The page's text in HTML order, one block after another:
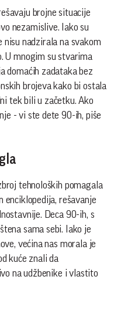
brojne situacije
nezamislive. Iako su
nisu nadzirala na svakom
U mnogim su stvarima
domaćih zadataka bez
brojeva kako bi ostala
tek bili u začetku. Ako
- vi ste dete 90-ih, piše
tehnoloških pomagala
enciklopedija, rešavanje
Deca 90-ih, s
sama sebi. Iako je
većina nas morala je
kuće znali da
na udžbenike i vlastito